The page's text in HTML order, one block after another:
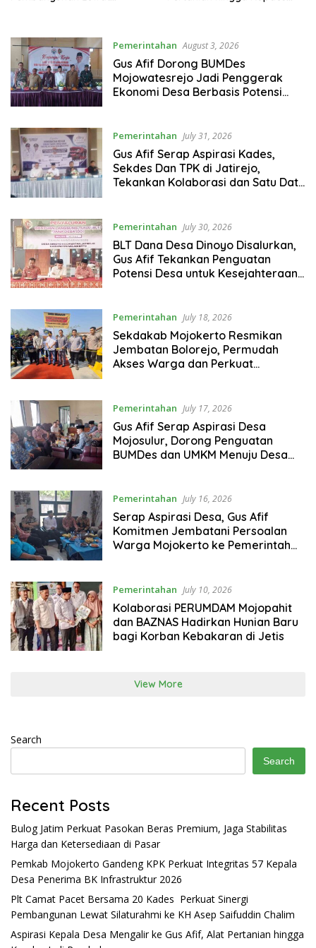
Pemerintahan August 3, 2026
Gus Afif Dorong BUMDes
Mojowatesrejo Jadi Penggerak
Ekonomi Desa Berbasis Potensi
Pemerintahan July 31, 2026
Gus Afif Serap Aspirasi Kades,
Sekdes Dan TPK di Jatirejo,
Tekankan Kolaborasi dan Satu Data
Pemerintahan July 30, 2026
BLT Dana Desa Dinoyo Disalurkan,
Gus Afif Tekankan Penguatan
Potensi Desa untuk Kesejahteraan
Pemerintahan July 18, 2026
Sekdakab Mojokerto Resmikan
Jembatan Bolorejo, Permudah
Akses Warga dan Perkuat
Pemerintahan July 17, 2026
Gus Afif Serap Aspirasi Desa
Mojosulur, Dorong Penguatan
BUMDes dan UMKM Menuju Desa
Pemerintahan July 16, 2026
Serap Aspirasi Desa, Gus Afif
Komitmen Jembatani Persoalan
Warga Mojokerto ke Pemerintah
Pemerintahan July 10, 2026
Kolaborasi PERUMDAM Mojopahit
dan BAZNAS Hadirkan Hunian Baru
bagi Korban Kebakaran di Jetis
View More
Search
Search
Recent Posts
Bulog Jatim Perkuat Pasokan Beras Premium, Jaga Stabilitas
Harga dan Ketersediaan di Pasar
Pemkab Mojokerto Gandeng KPK Perkuat Integritas 57 Kepala
Desa Penerima BK Infrastruktur 2026
Plt Camat Pacet Bersama 20 Kades Perkuat Sinergi
Pembangunan Lewat Silaturahmi ke KH Asep Saifuddin Chalim
Aspirasi Kepala Desa Mengalir ke Gus Afif, Alat Pertanian hingga